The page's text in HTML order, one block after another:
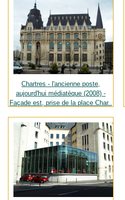
Chartres - l'ancienne poste,
aujourd'hui médiatèque (2008) -
Façade est, prise de la place Char..
Source : Archives personnelles